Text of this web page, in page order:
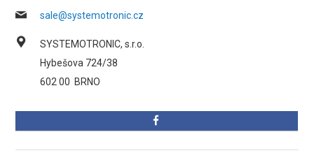
sale@systemotronic.cz
SYSTEMOTRONIC, s.r.o.
Hybešova 724/38
602 00 BRNO